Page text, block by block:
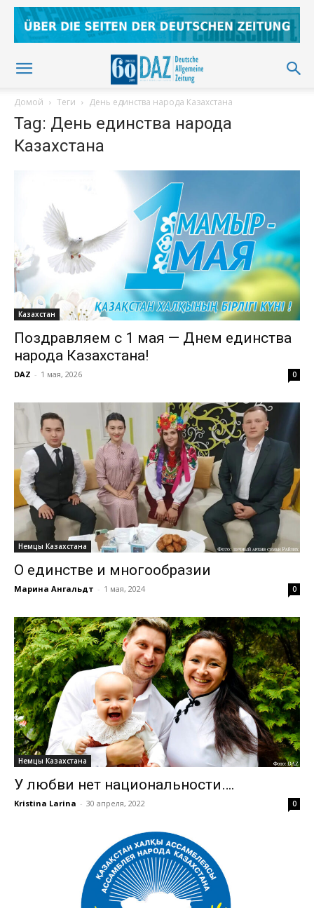
Домой Теги День единства народа Казахстана
Tag: День единства народа
Казахстана
Казахстан
Поздравляем с 1 мая — Днем единства
народа Казахстана!
DAZ - 1 мая, 2026 0
Немцы Казахстана
О единстве и многообразии
Марина Ангальдт - 1 мая, 2024 0
Немцы Казахстана
У любви нет национальности….
Kristina Larina - 30 апреля, 2022 0